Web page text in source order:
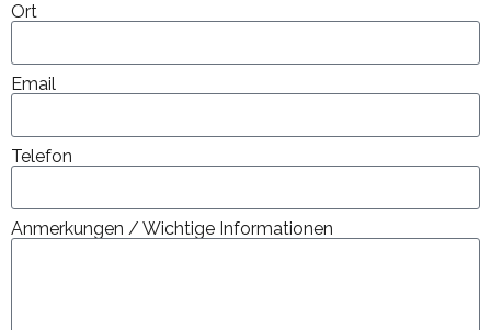
Ort
Email
Telefon
Anmerkungen / Wichtige Informationen